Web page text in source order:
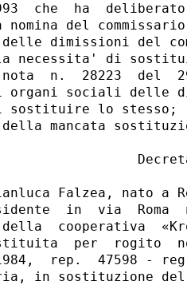
che  ha
del
dimissioni del
necessita' di
n.  28223  del
organi sociali delle
sostituire lo stesso;
mancata
Falzea, nato a
in  via  Roma
cooperativa
per  rogito
rep.  47598 -
in sostituzione